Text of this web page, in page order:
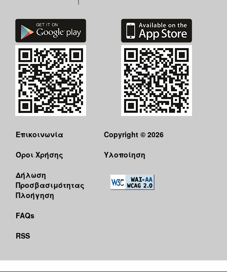
Επικοινωνία
Όροι Χρήσης
Δήλωση
Προσβασιμότητας
Πλοήγηση
FAQs
RSS
Copyright © 2026
Υλοποίηση